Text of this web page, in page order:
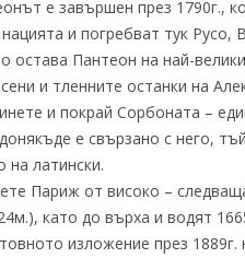
е завършен през 1790г.,
и погребват тук
остава Пантеон на най-
и тленните останки на
и покрай Сорбоната –
е свързано с него,
на латински.
Париж от високо –
като до върха и водят
изложение през